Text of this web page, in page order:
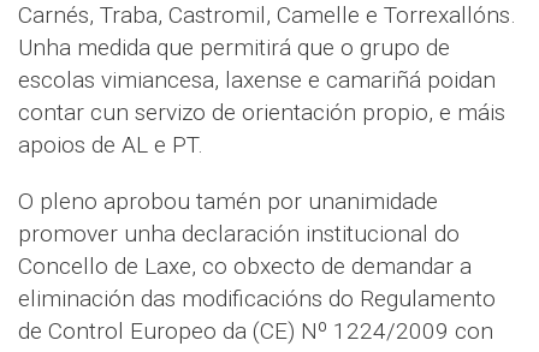
Carnés, Traba, Castromil, Camelle e Torrexallóns.
Unha medida que permitirá que o grupo de
escolas vimiancesa, laxense e camariñá poidan
contar cun servizo de orientación propio, e máis
apoios de AL e PT.
O pleno aprobou tamén por unanimidade
promover unha declaración institucional do
Concello de Laxe, co obxecto de demandar a
eliminación das modificacións do Regulamento
de Control Europeo da (CE) Nº 1224/2009 con